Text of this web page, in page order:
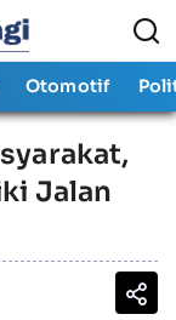
Otomotif
Jalan